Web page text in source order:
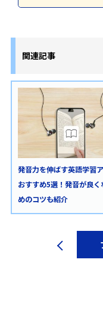
関連記事
発音力を伸ばす英語学習
おすすめ5選！発音が良く
めのコツも紹介